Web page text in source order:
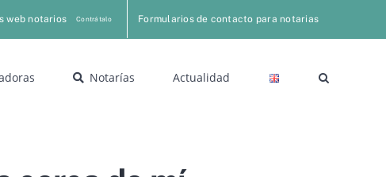
web notarios Contrátalo Formularios de contacto para notarias
Notarías Actualidad